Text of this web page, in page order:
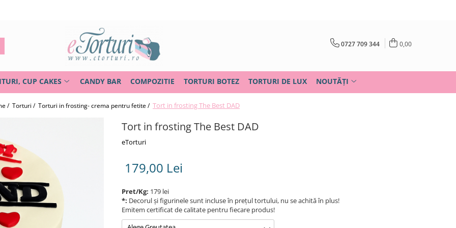
0727 709 344 0,00
CUP CAKES CANDY BAR COMPOZITIE TORTURI BOTEZ TORTURI DE LUX NOUTĂȚI
/ Torturi / Torturi in frosting- crema pentru fetite / Tort in frosting The Best DAD
Tort in frosting The Best DAD
eTorturi
179,00 Lei
Pret/Kg: 179 lei
*: Decorul și figurinele sunt incluse în prețul tortului, nu se achită în plus!
Emitem certificat de calitate pentru fiecare produs!